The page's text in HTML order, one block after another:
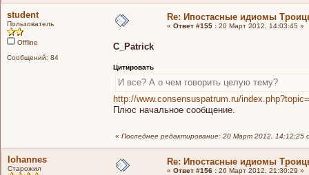
student
Пользователь
Offline
Сообщений: 84
Re: Ипостасные идиомы
« Ответ #155 : 20 Март 2012, 14:03:45 »
C_Patrick
Цитировать
И все? А о чем говорить целую тему?
http://www.consensuspatrum.ru/
Плюс начальное сообщение.
« Последнее редактирование: 20 Март 2012, 14:12:25
Iohannes
Старожил
Re: Ипостасные идиомы
« Ответ #156 : 26 Март 2012, 21:30:29 »